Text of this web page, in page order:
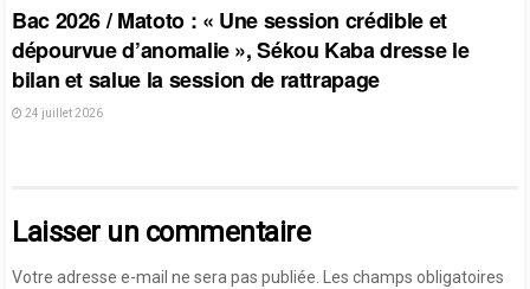
Bac 2026 / Matoto : « Une session crédible et
dépourvue d’anomalie », Sékou Kaba dresse le
bilan et salue la session de rattrapage
24 juillet 2026
Laisser un commentaire
Votre adresse e-mail ne sera pas publiée.
Les champs obligatoires